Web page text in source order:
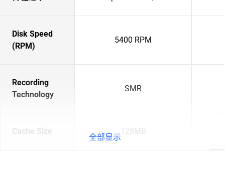
Disk Speed
(RPM)
5400 RPM
Recording
Technology
SMR
Cache Size 128MB
全部显示